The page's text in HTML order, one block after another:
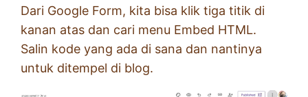
Dari Google Form, kita bisa klik tiga titik di
kanan atas dan cari menu Embed HTML.
Salin kode yang ada di sana dan nantinya
untuk ditempel di blog.